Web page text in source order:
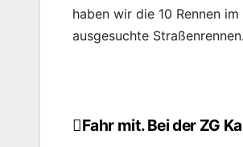
haben wir die 10 Rennen
ausgesuchte
Fahr mit. Bei der ZG